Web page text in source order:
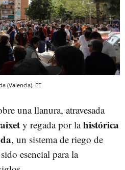
(Valencia). EE
una llanura, atravesada
y regada por lahistórica
, un sistema de riego de
esencial para la